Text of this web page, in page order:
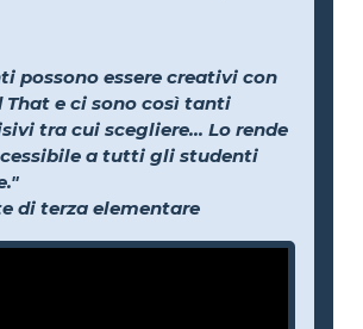
possono essere creativi con
That e ci sono così tanti
tra cui scegliere... Lo rende
a tutti gli studenti
di terza elementare